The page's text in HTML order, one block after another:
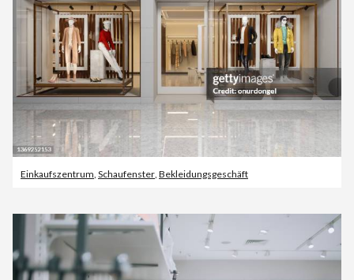
Einkaufszentrum Schaufenster Bekleidungsgeschäft